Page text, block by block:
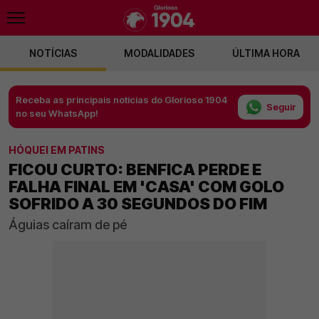
NOTÍCIAS MODALIDADES ÚLTIMA HORA
Receba as principais notícias do Glorioso 1904
no seu WhatsApp!
Seguir
HÓQUEI EM PATINS
FICOU CURTO: BENFICA PERDE E
FALHA FINAL EM 'CASA' COM GOLO
SOFRIDO A 30 SEGUNDOS DO FIM
Águias caíram de pé